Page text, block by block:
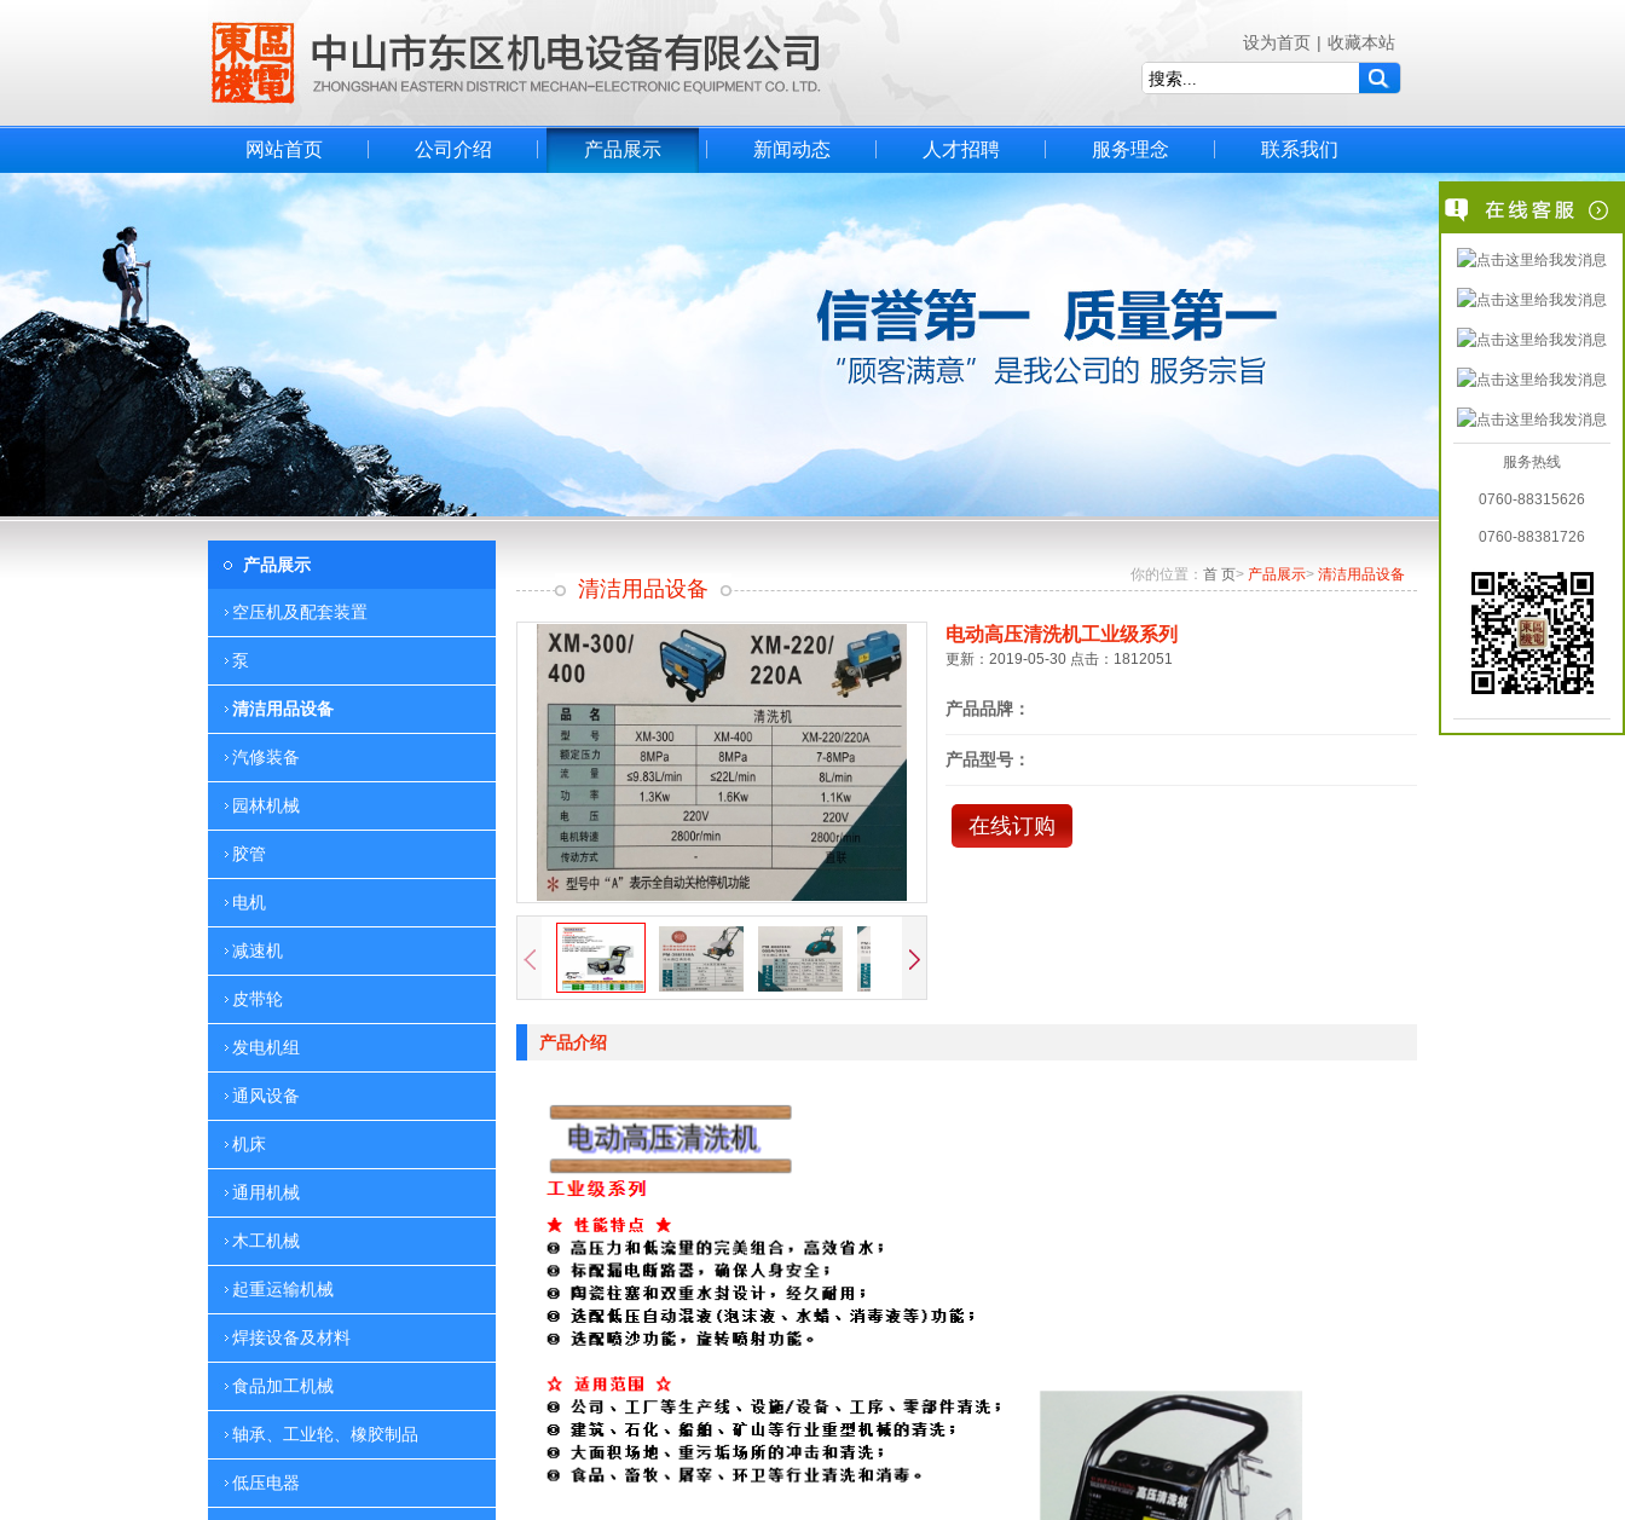
设为首页 | 收藏本站
网站首页 公司介绍 产品展示 新闻动态 人才招聘 服务理念 联系我们
产品展示
空压机及配套装置
泵
清洁用品设备
汽修装备
园林机械
胶管
电机
减速机
皮带轮
发电机组
通风设备
机床
通用机械
木工机械
起重运输机械
焊接设备及材料
食品加工机械
轴承、工业轮、橡胶制品
低压电器
你的位置： 首 页> 产品展示> 清洁用品设备
清洁用品设备
电动高压清洗机工业级系列
更新：2019-05-30 点击：1812051
产品品牌：
产品型号：
在线订购
产品介绍
服务热线
0760-88315626
0760-88381726